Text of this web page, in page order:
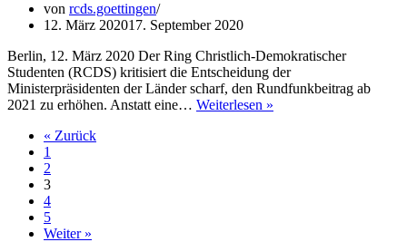
von rcds.goettingen
12. März 202017. September 2020
Berlin, 12. März 2020 Der Ring Christlich-Demokratischer
Studenten (RCDS) kritisiert die Entscheidung der
Ministerpräsidenten der Länder scharf, den Rundfunkbeitrag ab
2021 zu erhöhen. Anstatt eine… Weiterlesen »
« Zurück
1
2
3
4
5
Weiter »